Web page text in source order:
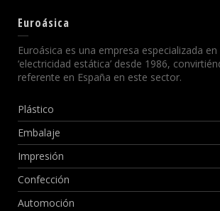
Euroásica
Euroásica es una empresa especializada
‘electricidad estática’ desde 1986,
referente en España en este sector.
Plástico
Embalaje
Impresión
Confección
Automoción